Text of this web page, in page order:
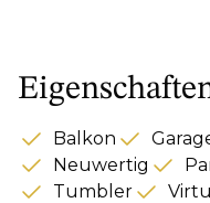
Balkon
Neuwertig
Tumbler